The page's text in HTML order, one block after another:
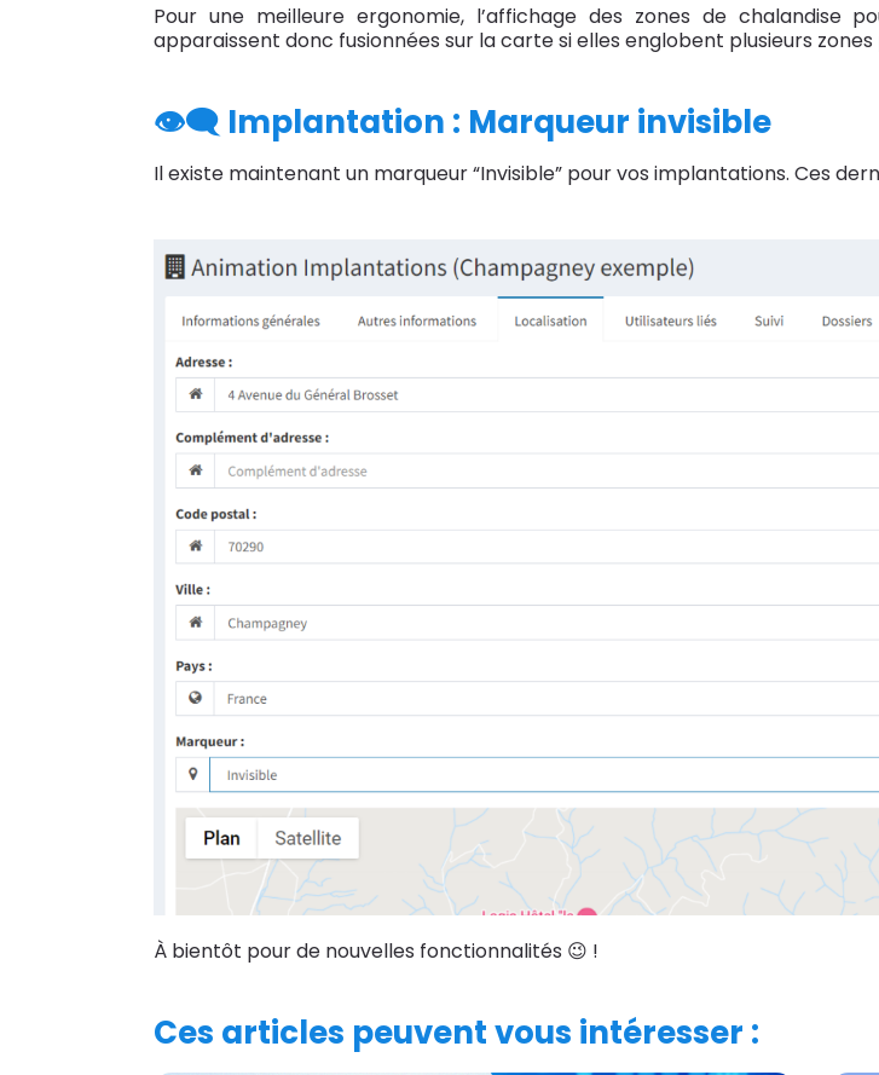
Pour une meilleure ergonomie, l’affichage des zones de chalandise
apparaissent donc fusionnées sur la carte si elles englobent plusieurs
👁‍🗨 Implantation : Marqueur invisible
Il existe maintenant un marqueur “Invisible” pour vos implantations. Ces
À bientôt pour de nouvelles fonctionnalités 😉 !
Ces articles peuvent vous intéresser :